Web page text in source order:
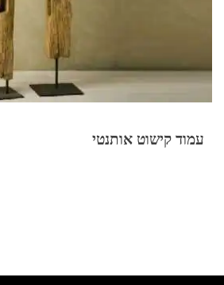
עמוד קישוט אותנטי